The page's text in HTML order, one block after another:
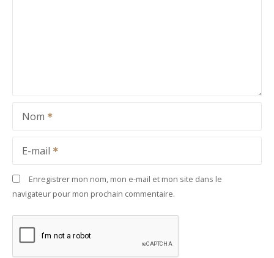
Nom
E-mail
Enregistrer mon nom, mon e-mail et mon site dans le
navigateur pour mon prochain commentaire.